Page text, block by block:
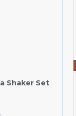
Shaker Set